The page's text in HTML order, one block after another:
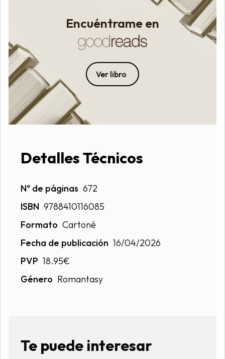
Encuéntrame en
Ver libro
Detalles Técnicos
Nº de páginas 672
ISBN 9788410116085
Formato Cartoné
Fecha de publicación 16/04/2026
PVP 18.95€
Género Romantasy
Te puede interesar